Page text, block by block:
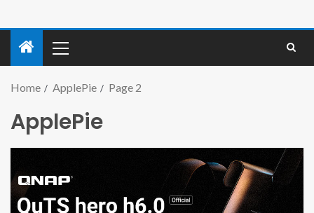
Home ApplePie Page 2
ApplePie